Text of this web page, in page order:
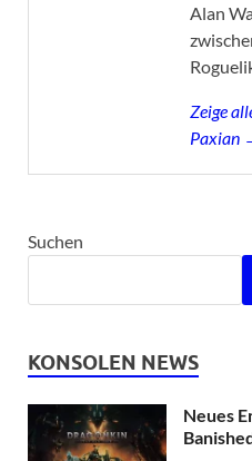
Alan
Zeige
Paxian
Suchen
KONSOLEN NEWS
Neues